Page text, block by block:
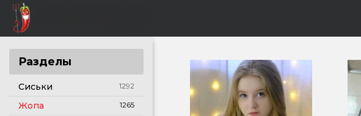
Разделы
Сиськи 1292
Жопа 1265